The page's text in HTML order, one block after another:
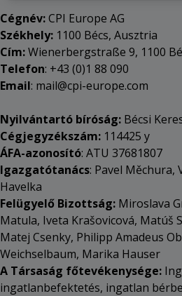
Cégnév:CPI Europe AG
Székhely: 1100 Bécs, Ausztria
Cím:Wienerbergstraße 9, 1100
Telefon: +43 (0)1 88 090
Email: mail@cpi-europe.com
Nyilvántartó bíróság: Bécsi
Cégjegyzékszám: 114425 y
ÁFA-azonosító: ATU 37681807
Igazgatótanács: Pavel Měchura,
Havelka
Felügyelő Bizottság: Miroslava
Matula, Iveta Krašovicová, Matúš
Matej Csenky, Philipp Amadeus
Weichselbaum, Marika Hauser
A Társaság főtevékenysége:
ingatlanbefektetés, ingatlan